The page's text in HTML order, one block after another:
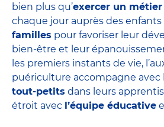
bien plus qu’exercer un métier
chaque jour auprès des
familles pour favoriser leur
bien-être et leur
les premiers instants de vie,
puériculture accompagne avec
tout-petits dans leurs
étroit avec l’équipe éducative